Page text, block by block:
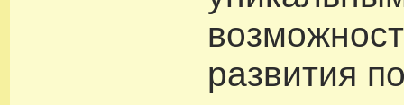
развития